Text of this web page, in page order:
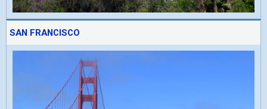
SAN FRANCISCO